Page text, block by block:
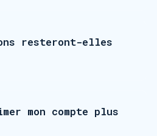
resteront-elles
mon compte plus